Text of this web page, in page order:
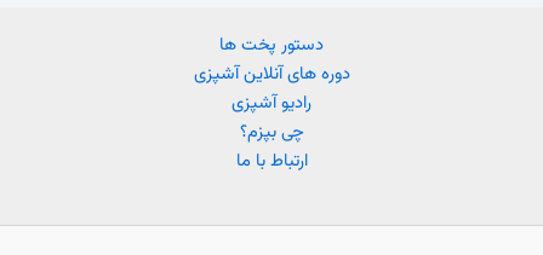
دستور پخت ها
دوره های آنلاین آشپزی
رادیو آشپزی
چی بپزم؟
ارتباط با ما